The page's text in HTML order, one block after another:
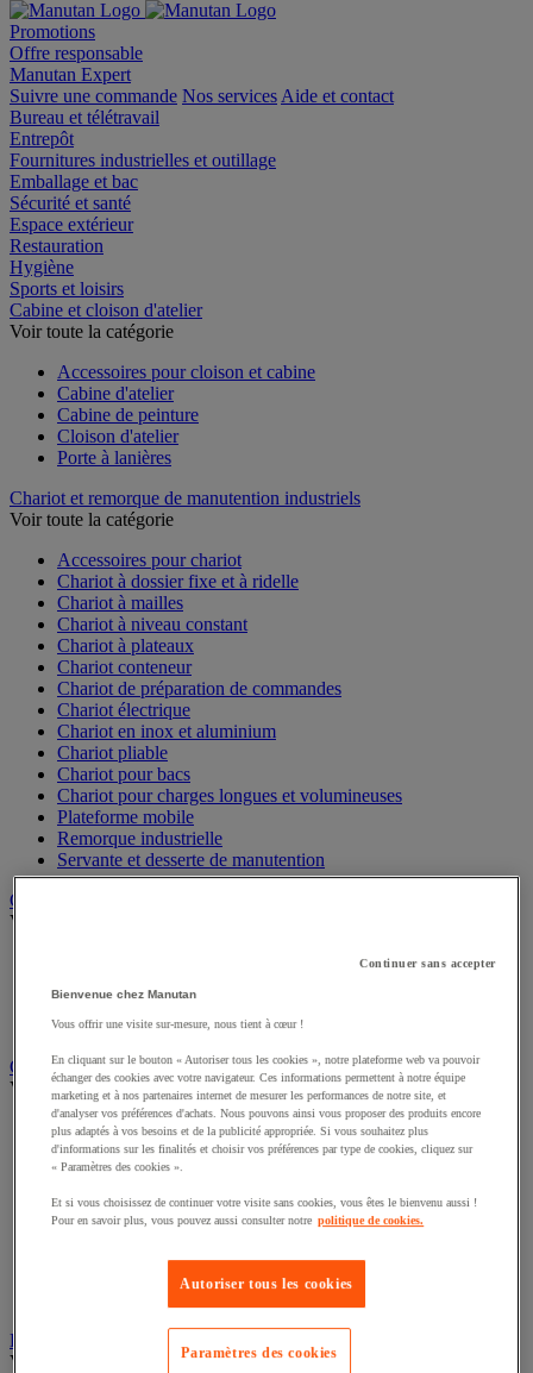
Promotions
Offre responsable
Manutan Expert
Suivre une commande Nos services Aide et contact
Bureau et télétravail
Entrepôt
Fournitures industrielles et outillage
Emballage et bac
Sécurité et santé
Espace extérieur
Restauration
Hygiène
Sports et loisirs
Cabine et cloison d'atelier
Voir toute la catégorie
Accessoires pour cloison et cabine
Cabine d'atelier
Cabine de peinture
Cloison d'atelier
Porte à lanières
Chariot et remorque de manutention industriels
Voir toute la catégorie
Accessoires pour chariot
Chariot à dossier fixe et à ridelle
Chariot à mailles
Chariot à niveau constant
Chariot à plateaux
Chariot conteneur
Chariot de préparation de commandes
Chariot électrique
Chariot en inox et aluminium
Chariot pliable
Chariot pour bacs
Chariot pour charges longues et volumineuses
Plateforme mobile
Remorque industrielle
Servante et desserte de manutention
Chauffage, rafraîchisseur et déshumidificateur
Voir toute la catégorie
Chauffage électrique
Rafraîchisseur et déshumidificateur
Convoyeur
Voir toute la catégorie
Accessoires pour convoyeur
Bille de manutention
Convoyeur à rouleaux
Convoyeur motorisé à bande
Rail et barrette de manutention
Rouleau de manutention et galet pour convoyeur
Diable
Voir toute la catégorie
Continuer sans accepter
Bienvenue chez Manutan
Vous offrir une visite sur-mesure, nous tient à cœur !
En cliquant sur le bouton « Autoriser tous les cookies », notre plateforme web va pouvoir
échanger des cookies avec votre navigateur. Ces informations permettent à notre équipe
marketing et à nos partenaires internet de mesurer les performances de notre site, et
d'analyser vos préférences d'achats. Nous pouvons ainsi vous proposer des produits encore
plus adaptés à vos besoins et de la publicité appropriée. Si vous souhaitez plus
d'informations sur les finalités et choisir vos préférences par type de cookies, cliquez sur
« Paramètres des cookies ».
Et si vous choisissez de continuer votre visite sans cookies, vous êtes le bienvenu aussi !
Pour en savoir plus, vous pouvez aussi consulter notre politique de cookies.
Autoriser tous les cookies
Paramètres des cookies